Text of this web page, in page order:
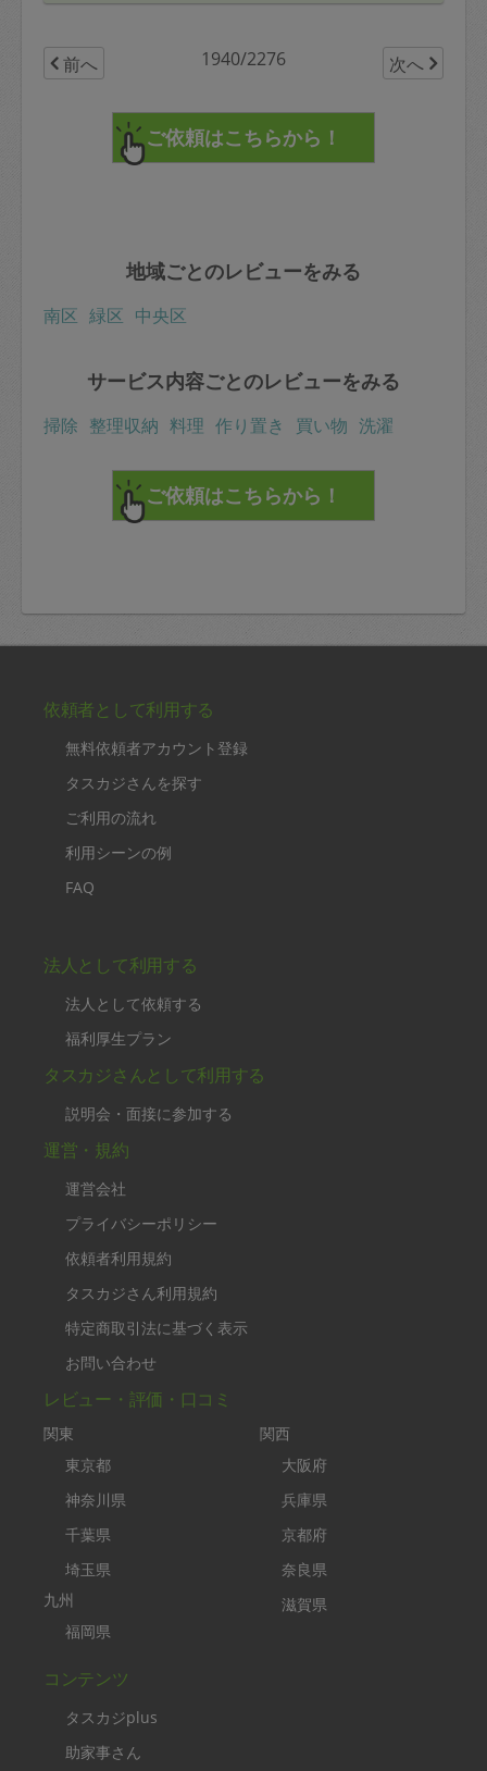
前へ 1940/2276 次へ
地域ごとのレビューをみる
南区 緑区 中央区
サービス内容ごとのレビューをみる
掃除 整理収納 料理 作り置き 買い物 洗濯
依頼者として利用する
無料依頼者アカウント登録
タスカジさんを探す
ご利用の流れ
利用シーンの例
FAQ
法人として利用する
法人として依頼する
福利厚生プラン
タスカジさんとして利用する
説明会・面接に参加する
運営・規約
運営会社
プライバシーポリシー
依頼者利用規約
タスカジさん利用規約
特定商取引法に基づく表示
お問い合わせ
レビュー・評価・口コミ
関東
東京都
神奈川県
千葉県
埼玉県
九州
福岡県
関西
大阪府
兵庫県
京都府
奈良県
滋賀県
コンテンツ
タスカジplus
助家事さん